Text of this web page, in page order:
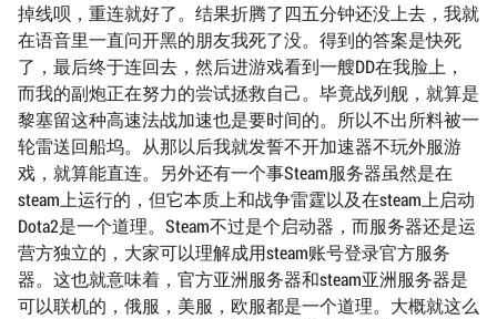
掉线呗，重连就好了。结果折腾了四五分钟还没上去，我就
在语音里一直问开黑的朋友我死了没。得到的答案是快死
了，最后终于连回去，然后进游戏看到一艘DD在我脸上，
而我的副炮正在努力的尝试拯救自己。毕竟战列舰，就算是
黎塞留这种高速法战加速也是要时间的。所以不出所料被一
轮雷送回船坞。从那以后我就发誓不开加速器不玩外服游
戏，就算能直连。另外还有一个事Steam服务器虽然是在
steam上运行的，但它本质上和战争雷霆以及在steam上启动
Dota2是一个道理。Steam不过是个启动器，而服务器还是运
营方独立的，大家可以理解成用steam账号登录官方服务
器。这也就意味着，官方亚洲服务器和steam亚洲服务器是
可以联机的，俄服，美服，欧服都是一个道理。大概就这么